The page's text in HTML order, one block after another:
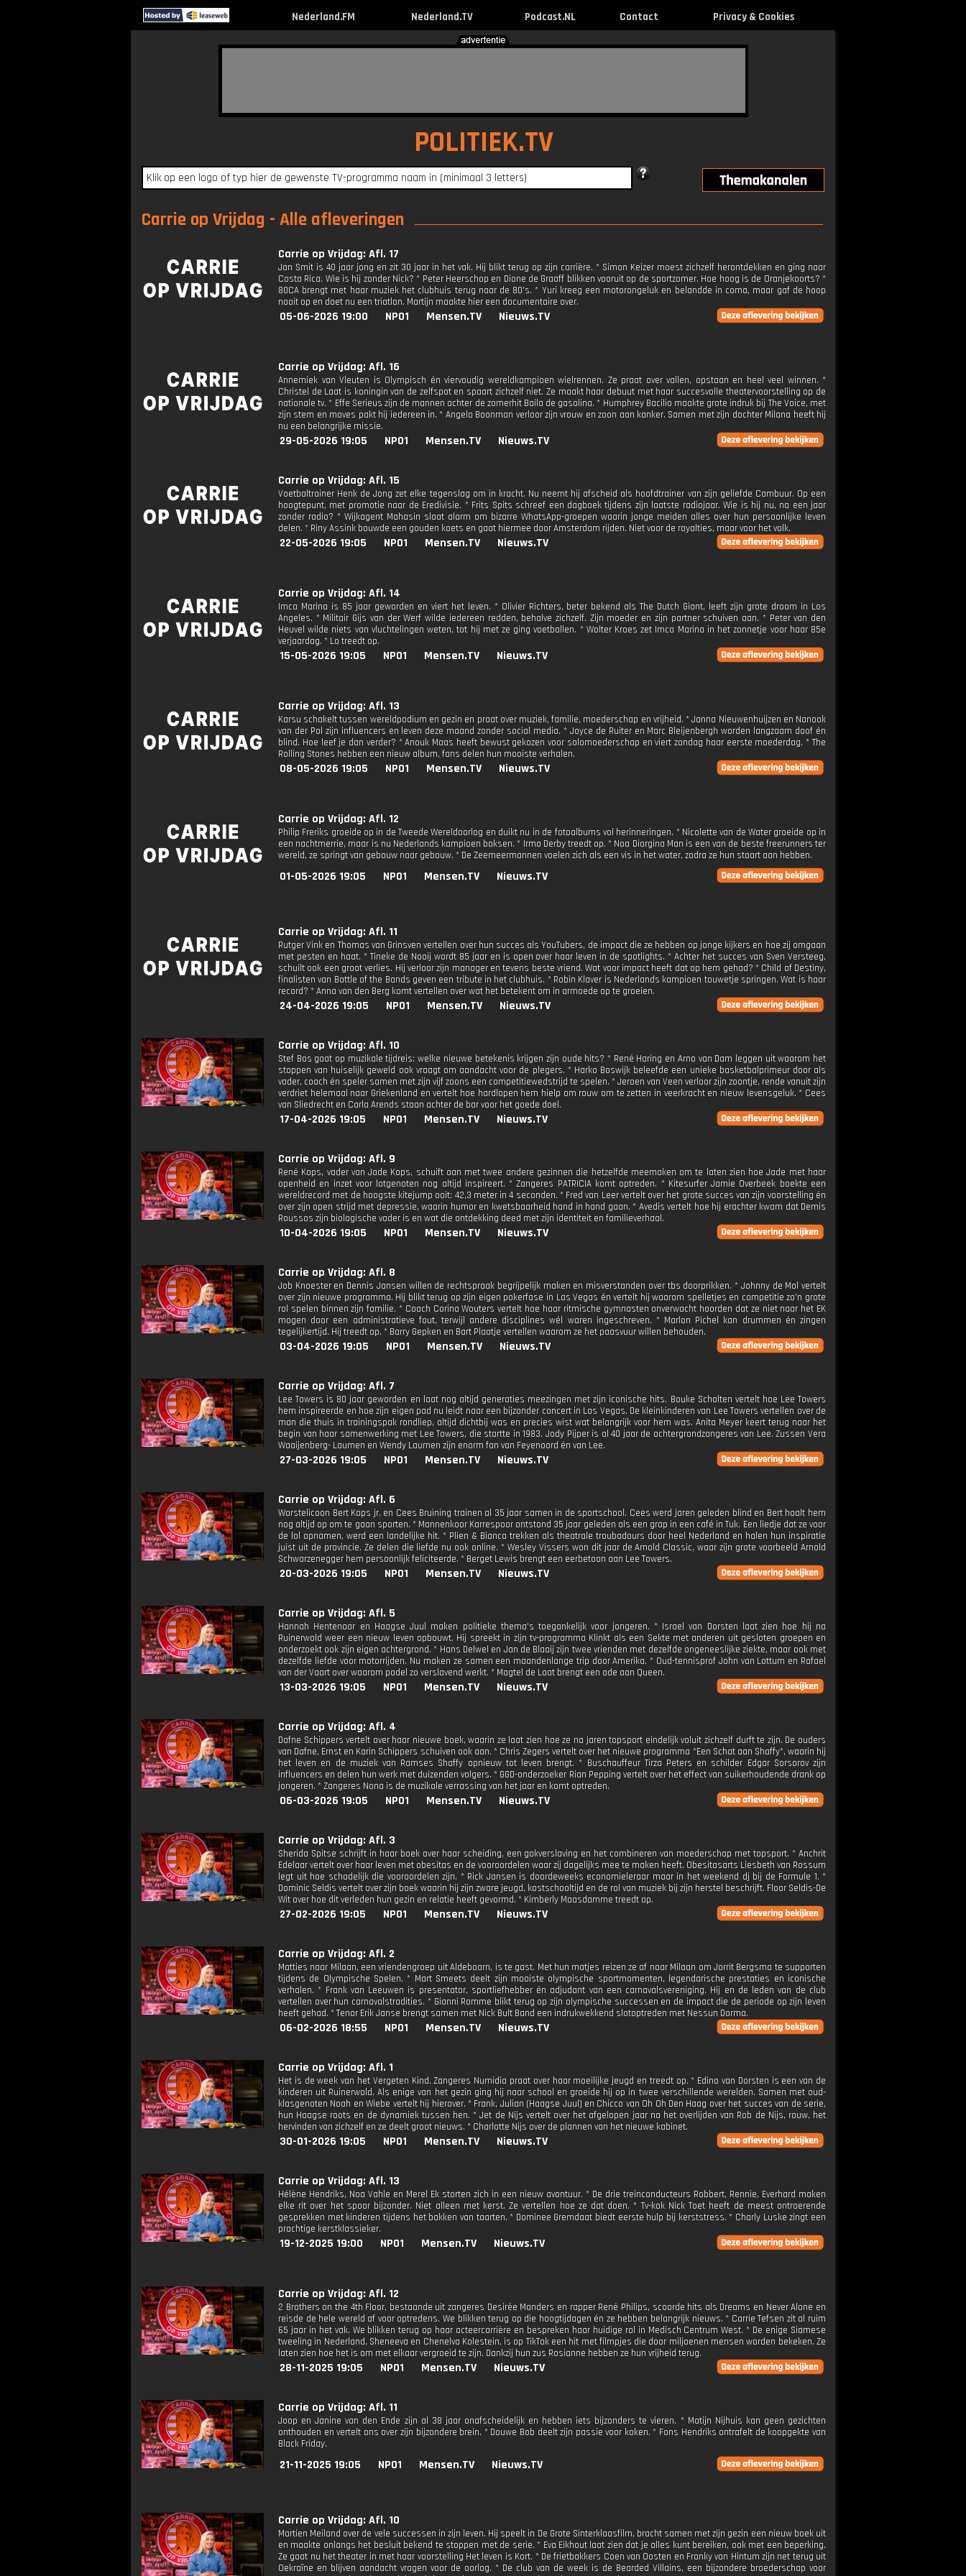
Nederland.FM Nederland.TV Podcast.NL Contact Privacy & Cookies
POLITIEK.TV
Carrie op Vrijdag - Alle afleveringen
Carrie op Vrijdag: Afl. 17
Jan Smit is 40 jaar jong en zit 30 jaar in het vak. Hij blikt terug op zijn carrière. * Simon Keizer moest zichzelf herontdekken en ging naar
Costa Rica. Wie is hij zonder Nick? * Peter Heerschop en Dione de Graaff blikken vooruit op de sportzomer. Hoe hoog is de Oranjekoorts? *
80CA brengt met haar muziek het clubhuis terug naar de 80's. * Yuri kreeg een motorongeluk en belandde in coma, maar gaf de hoop
nooit op en doet nu een triatlon. Martijn maakte hier een documentaire over.
05-06-2026 19:00 NPO1 Mensen.TV Nieuws.TV
Carrie op Vrijdag: Afl. 16
Annemiek van Vleuten is Olympisch én viervoudig wereldkampioen wielrennen. Ze praat over vallen, opstaan en heel veel winnen. *
Christel de Laat is koningin van de zelfspot en spaart zichzelf niet. Ze maakt haar debuut met haar succesvolle theatervoorstelling op de
nationale tv. * Effe Serieus zijn de mannen achter de zomerhit Baila de gasolina. * Humphrey Bacilio maakte grote indruk bij The Voice, met
zijn stem en moves pakt hij iedereen in. * Angelo Boonman verloor zijn vrouw en zoon aan kanker. Samen met zijn dochter Milana heeft hij
nu een belangrijke missie.
29-05-2026 19:05 NPO1 Mensen.TV Nieuws.TV
Carrie op Vrijdag: Afl. 15
Voetbaltrainer Henk de Jong zet elke tegenslag om in kracht. Nu neemt hij afscheid als hoofdtrainer van zijn geliefde Cambuur. Op een
hoogtepunt, met promotie naar de Eredivisie. * Frits Spits schreef een dagboek tijdens zijn laatste radiojaar. Wie is hij nu, na een jaar
zonder radio? * Wijkagent Mahasin slaat alarm om bizarre WhatsApp-groepen waarin jonge meiden alles over hun persoonlijke leven
delen. * Riny Assink bouwde een gouden koets en gaat hiermee door Amsterdam rijden. Niet voor de royalties, maar voor het volk.
22-05-2026 19:05 NPO1 Mensen.TV Nieuws.TV
Carrie op Vrijdag: Afl. 14
Imca Marina is 85 jaar geworden en viert het leven. * Olivier Richters, beter bekend als The Dutch Giant, leeft zijn grote droom in Los
Angeles. * Militair Gijs van der Werf wilde iedereen redden, behalve zichzelf. Zijn moeder en zijn partner schuiven aan. * Peter van den
Heuvel wilde niets van vluchtelingen weten, tot hij met ze ging voetballen. * Wolter Kroes zet Imca Marina in het zonnetje voor haar 85e
verjaardag. * Lo treedt op.
15-05-2026 19:05 NPO1 Mensen.TV Nieuws.TV
Carrie op Vrijdag: Afl. 13
Karsu schakelt tussen wereldpodium en gezin en praat over muziek, familie, moederschap en vrijheid. * Janna Nieuwenhuijzen en Nanook
van der Pol zijn influencers en leven deze maand zonder social media. * Joyce de Ruiter en Marc Bleijenbergh worden langzaam doof én
blind. Hoe leef je dan verder? * Anouk Maas heeft bewust gekozen voor solomoederschap en viert zondag haar eerste moederdag. * The
Rolling Stones hebben een nieuw album, fans delen hun mooiste verhalen.
08-05-2026 19:05 NPO1 Mensen.TV Nieuws.TV
Carrie op Vrijdag: Afl. 12
Philip Freriks groeide op in de Tweede Wereldoorlog en duikt nu in de fotoalbums vol herinneringen. * Nicolette van de Water groeide op in
een nachtmerrie, maar is nu Nederlands kampioen boksen. * Irma Derby treedt op. * Noa Diorgina Man is een van de beste freerunners ter
wereld, ze springt van gebouw naar gebouw. * De Zeemeermannen voelen zich als een vis in het water, zodra ze hun staart aan hebben.
01-05-2026 19:05 NPO1 Mensen.TV Nieuws.TV
Carrie op Vrijdag: Afl. 11
Rutger Vink en Thomas van Grinsven vertellen over hun succes als YouTubers, de impact die ze hebben op jonge kijkers en hoe zij omgaan
met pesten en haat. * Tineke de Nooij wordt 85 jaar en is open over haar leven in de spotlights. * Achter het succes van Sven Versteeg,
schuilt ook een groot verlies. Hij verloor zijn manager en tevens beste vriend. Wat voor impact heeft dat op hem gehad? * Child of Destiny,
finalisten van Battle of the Bands geven een tribute in het clubhuis. * Robin Klaver is Nederlands kampioen touwetje springen. Wat is haar
record? * Anna van den Berg komt vertellen over wat het betekent om in armoede op te groeien.
24-04-2026 19:05 NPO1 Mensen.TV Nieuws.TV
Carrie op Vrijdag: Afl. 10
Stef Bos gaat op muzikale tijdreis: welke nieuwe betekenis krijgen zijn oude hits? * René Haring en Arno van Dam leggen uit waarom het
stoppen van huiselijk geweld ook vraagt om aandacht voor de plegers. * Harko Boswijk beleefde een unieke basketbalprimeur door als
vader, coach én speler samen met zijn vijf zoons een competitiewedstrijd te spelen. * Jeroen van Veen verloor zijn zoontje, rende vanuit zijn
verdriet helemaal naar Griekenland en vertelt hoe hardlopen hem hielp om rouw om te zetten in veerkracht en nieuw levensgeluk. * Cees
van Sliedrecht en Carla Arends staan achter de bar voor het goede doel.
17-04-2026 19:05 NPO1 Mensen.TV Nieuws.TV
Carrie op Vrijdag: Afl. 9
René Kops, vader van Jade Kops, schuift aan met twee andere gezinnen die hetzelfde meemaken om te laten zien hoe Jade met haar
openheid en inzet voor lotgenoten nog altijd inspireert. * Zangeres PATRICIA komt optreden. * Kitesurfer Jamie Overbeek boekte een
wereldrecord met de hoogste kitejump ooit: 42,3 meter in 4 seconden. * Fred van Leer vertelt over het grote succes van zijn voorstelling én
over zijn open strijd met depressie, waarin humor en kwetsbaarheid hand in hand gaan. * Avedis vertelt hoe hij erachter kwam dat Demis
Roussos zijn biologische vader is en wat die ontdekking deed met zijn identiteit en familieverhaal.
10-04-2026 19:05 NPO1 Mensen.TV Nieuws.TV
Carrie op Vrijdag: Afl. 8
Job Knoester en Dennis Jansen willen de rechtspraak begrijpelijk maken en misverstanden over tbs doorprikken. * Johnny de Mol vertelt
over zijn nieuwe programma. Hij blikt terug op zijn eigen pokerfase in Las Vegas én vertelt hij waarom spelletjes en competitie zo'n grote
rol spelen binnen zijn familie. * Coach Corina Wouters vertelt hoe haar ritmische gymnasten onverwacht hoorden dat ze niet naar het EK
mogen door een administratieve fout, terwijl andere disciplines wél waren ingeschreven. * Marlon Pichel kan drummen én zingen
tegelijkertijd. Hij treedt op. * Barry Gepken en Bart Plaatje vertellen waarom ze het paasvuur willen behouden.
03-04-2026 19:05 NPO1 Mensen.TV Nieuws.TV
Carrie op Vrijdag: Afl. 7
Lee Towers is 80 jaar geworden en laat nog altijd generaties meezingen met zijn iconische hits. Bouke Scholten vertelt hoe Lee Towers
hem inspireerde en hoe zijn eigen pad nu leidt naar een bijzonder concert in Las Vegas. De kleinkinderen van Lee Towers vertellen over de
man die thuis in trainingspak rondliep, altijd dichtbij was en precies wist wat belangrijk voor hem was. Anita Meyer keert terug naar het
begin van haar samenwerking met Lee Towers, die startte in 1983. Jody Pijper is al 40 jaar de achtergrondzangeres van Lee. Zussen Vera
Waaijenberg- Laumen en Wendy Laumen zijn enorm fan van Feyenoord én van Lee.
27-03-2026 19:05 NPO1 Mensen.TV Nieuws.TV
Carrie op Vrijdag: Afl. 6
Worstelicoon Bert Kops jr. en Cees Bruining trainen al 35 jaar samen in de sportschool. Cees werd jaren geleden blind en Bert haalt hem
nog altijd op om te gaan sporten. * Mannenkoor Karrespoor ontstond 35 jaar geleden als een grap in een café in Tuk. Een liedje dat ze voor
de lol opnamen, werd een landelijke hit. * Plien & Bianca trekken als theatrale troubadours door heel Nederland en halen hun inspiratie
juist uit de provincie. Ze delen die liefde nu ook online. * Wesley Vissers won dit jaar de Arnold Classic, waar zijn grote voorbeeld Arnold
Schwarzenegger hem persoonlijk feliciteerde. * Berget Lewis brengt een eerbetoon aan Lee Towers.
20-03-2026 19:05 NPO1 Mensen.TV Nieuws.TV
Carrie op Vrijdag: Afl. 5
Hannah Hentenaar en Haagse Juul maken politieke thema's toegankelijk voor jongeren. * Israel van Dorsten laat zien hoe hij na
Ruinerwold weer een nieuw leven opbouwt. Hij spreekt in zijn tv-programma Klinkt als een Sekte met anderen uit gesloten groepen en
onderzoekt ook zijn eigen achtergrond. * Hans Delwel en Jan de Blaaij zijn twee vrienden met dezelfde ongeneeslijke ziekte, maar ook met
dezelfde liefde voor motorrijden. Nu maken ze samen een maandenlange trip door Amerika. * Oud-tennisprof John van Lottum en Rafael
van der Vaart over waarom padel zo verslavend werkt. * Magtel de Laat brengt een ode aan Queen.
13-03-2026 19:05 NPO1 Mensen.TV Nieuws.TV
Carrie op Vrijdag: Afl. 4
Dafne Schippers vertelt over haar nieuwe boek, waarin ze laat zien hoe ze na jaren topsport eindelijk voluit zichzelf durft te zijn. De ouders
van Dafne, Ernst en Karin Schippers schuiven ook aan. * Chris Zegers vertelt over het nieuwe programma *Een Schat aan Shaffy*, waarin hij
het leven en de muziek van Ramses Shaffy opnieuw tot leven brengt. * Buschauffeur Tirza Peters en schilder Edgar Sorsorov zijn
influencers en delen hun werk met duizenden volgers. * GGD-onderzoeker Rian Pepping vertelt over het effect van suikerhoudende drank op
jongeren. * Zangeres Nona is de muzikale verrassing van het jaar en komt optreden.
06-03-2026 19:05 NPO1 Mensen.TV Nieuws.TV
Carrie op Vrijdag: Afl. 3
Sherida Spitse schrijft in haar boek over haar scheiding, een gokverslaving en het combineren van moederschap met topsport. * Anchrit
Edelaar vertelt over haar leven met obesitas en de vooroordelen waar zij dagelijks mee te maken heeft. Obesitasarts Liesbeth van Rossum
legt uit hoe schadelijk die vooroordelen zijn. * Rick Jansen is doordeweeks economieleraar maar in het weekend dj bij de Formule 1. *
Dominic Seldis vertelt over zijn boek waarin hij zijn zware jeugd, kostschooltijd en de rol van muziek bij zijn herstel beschrijft. Floor Seldis-De
Wit over hoe dit verleden hun gezin en relatie heeft gevormd. * Kimberly Maasdamme treedt op.
27-02-2026 19:05 NPO1 Mensen.TV Nieuws.TV
Carrie op Vrijdag: Afl. 2
Matties naar Milaan, een vriendengroep uit Aldeboarn, is te gast. Met hun matjes reizen ze af naar Milaan om Jorrit Bergsma te supporten
tijdens de Olympische Spelen. * Mart Smeets deelt zijn mooiste olympische sportmomenten, legendarische prestaties en iconische
verhalen. * Frank van Leeuwen is presentator, sportliefhebber én adjudant van een carnavalsvereniging. Hij en de leden van de club
vertellen over hun carnavalstradities. * Gianni Romme blikt terug op zijn olympische successen en de impact die de periode op zijn leven
heeft gehad. * Tenor Erik Janse brengt samen met Nick Bult Band een indrukwekkend slotoptreden met Nessun Dorma.
06-02-2026 18:55 NPO1 Mensen.TV Nieuws.TV
Carrie op Vrijdag: Afl. 1
Het is de week van het Vergeten Kind. Zangeres Numidia praat over haar moeilijke jeugd en treedt op. * Edino van Dorsten is een van de
kinderen uit Ruinerwold. Als enige van het gezin ging hij naar school en groeide hij op in twee verschillende werelden. Samen met oud-
klasgenoten Noah en Wiebe vertelt hij hierover. * Frank, Julian (Haagse Juul) en Chicco van Oh Oh Den Haag over het succes van de serie,
hun Haagse roots en de dynamiek tussen hen. * Jet de Nijs vertelt over het afgelopen jaar na het overlijden van Rob de Nijs, rouw, het
hervinden van zichzelf en ze deelt groot nieuws. * Charlotte Nijs over de plannen van het nieuwe kabinet.
30-01-2026 19:05 NPO1 Mensen.TV Nieuws.TV
Carrie op Vrijdag: Afl. 13
Hélène Hendriks, Noa Vahle en Merel Ek storten zich in een nieuw avontuur. * De drie treinconducteurs Robbert, Rennie, Everhard maken
elke rit over het spoor bijzonder. Niet alleen met kerst. Ze vertellen hoe ze dat doen. * Tv-kok Nick Toet heeft de meest ontroerende
gesprekken met kinderen tijdens het bakken van taarten. * Dominee Gremdaat biedt eerste hulp bij kerststress. * Charly Luske zingt een
prachtige kerstklassieker.
19-12-2025 19:00 NPO1 Mensen.TV Nieuws.TV
Carrie op Vrijdag: Afl. 12
2 Brothers on the 4th Floor, bestaande uit zangeres Desirée Manders en rapper René Philips, scoorde hits als Dreams en Never Alone en
reisde de hele wereld af voor optredens. We blikken terug op die hoogtijdagen én ze hebben belangrijk nieuws. * Carrie Tefsen zit al ruim
65 jaar in het vak. We blikken terug op haar acteercarrière en bespreken haar huidige rol in Medisch Centrum West. * De enige Siamese
tweeling in Nederland, Sheneeva en Chenelva Kolestein, is op TikTok een hit met filmpjes die door miljoenen mensen worden bekeken. Ze
laten zien hoe het is om met elkaar vergroeid te zijn. Dankzij hun zus Rosianne hebben ze hun vrijheid terug.
28-11-2025 19:05 NPO1 Mensen.TV Nieuws.TV
Carrie op Vrijdag: Afl. 11
Joop en Janine van den Ende zijn al 38 jaar onafscheidelijk en hebben iets bijzonders te vieren. * Matijn Nijhuis kan geen gezichten
onthouden en vertelt ons over zijn bijzondere brein. * Douwe Bob deelt zijn passie voor koken. * Fons Hendriks ontrafelt de koopgekte van
Black Friday.
21-11-2025 19:05 NPO1 Mensen.TV Nieuws.TV
Carrie op Vrijdag: Afl. 10
Martien Meiland over de vele successen in zijn leven. Hij speelt in De Grote Sinterklaasfilm, bracht samen met zijn gezin een nieuw boek uit
en maakte onlangs het besluit bekend te stoppen met de serie. * Eva Eikhout laat zien dat je alles kunt bereiken, ook met een beperking.
Ze gaat nu het theater in met haar voorstelling Het leven is Kort. * De frietbakkers Coen van Oosten en Franky van Hintum zijn net terug uit
Oekraïne en blijven aandacht vragen voor de oorlog. * De club van de week is de Bearded Villains, een bijzondere broederschap voor